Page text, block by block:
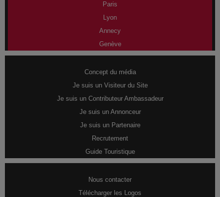
Paris
Lyon
Annecy
Genève
Concept du média
Je suis un Visiteur du Site
Je suis un Contributeur Ambassadeur
Je suis un Annonceur
Je suis un Partenaire
Recrutement
Guide Touristique
Nous contacter
Télécharger les Logos